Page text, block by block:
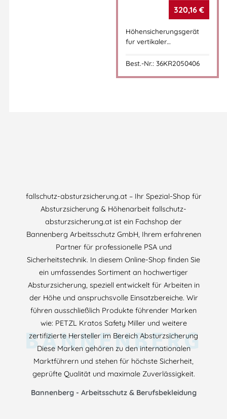
320,16 €
Höhensicherungsgerät
fur vertikaler…
Best.-Nr.: 36KR2050406
fallschutz-absturzsicherung.at – Ihr Spezial-Shop für
Absturzsicherung & Höhenarbeit fallschutz-
absturzsicherung.at ist ein Fachshop der
Bannenberg Arbeitsschutz GmbH, Ihrem erfahrenen
Partner für professionelle PSA und
Sicherheitstechnik. In diesem Online-Shop finden Sie
ein umfassendes Sortiment an hochwertiger
Absturzsicherung, speziell entwickelt für Arbeiten in
der Höhe und anspruchsvolle Einsatzbereiche. Wir
führen ausschließlich Produkte führender Marken
wie: PETZL Kratos Safety Miller und weitere
zertifizierte Hersteller im Bereich Absturzsicherung
Diese Marken gehören zu den internationalen
Marktführern und stehen für höchste Sicherheit,
geprüfte Qualität und maximale Zuverlässigkeit.
Bannenberg - Arbeitsschutz & Berufsbekleidung
BANNENBERG